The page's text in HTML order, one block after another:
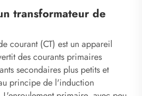
transformateur de
courant (CT) est un appareil
des courants primaires
secondaires plus petits et
principe de l'induction